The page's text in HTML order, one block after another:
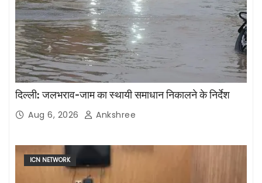
दिल्ली: जलभराव-जाम का स्थायी समाधान निकालने के निर्देश
Aug 6, 2026 Ankshree
ICN NETWORK